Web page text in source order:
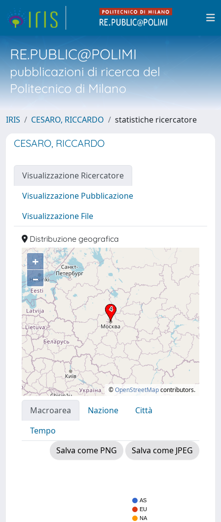
RE.PUBLIC@POLIMI
pubblicazioni di ricerca del
Politecnico di Milano
IRIS CESARO, RICCARDO statistiche ricercatore
CESARO, RICCARDO
Visualizzazione Ricercatore
Visualizzazione Pubblicazione
Visualizzazione File
Distribuzione geografica
+
–
©OpenStreetMapcontributors.
Macroarea Nazione
Città
Tempo
Salva come PNG
Salva come JPEG
AS
EU
NA